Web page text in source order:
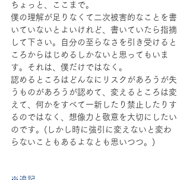
ちょっと、ここまで。
僕の理解が足りなくて二次被害的なことを書
いていないとよいけれど、書いていたら指摘
して下さい。自分の至らなさを引き受けると
ころからはじめるしかないと思ってもいま
す。それは、僕だけではなく。
認めるところはどんなにリスクがあろうが失
うものがあろうが認めて、変えるところは変
えて、何かをすべて一新したり禁止したりす
るのではなく、想像力と敬意を大切にしたい
のです。(しかし時に強引に変えないと変わ
らないこともあるよなとも思いつつ。)